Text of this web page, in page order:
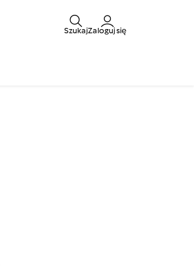
SzukajZaloguj się